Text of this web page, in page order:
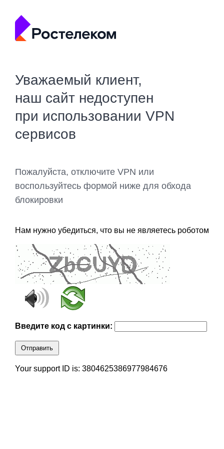
Уважаемый клиент,
наш сайт недоступен
при использовании VPN
сервисов
Пожалуйста, отключите VPN или
воспользуйтесь формой ниже для обхода
блокировки
Нам нужно убедиться, что вы не являетесь роботом
Введите код с картинки:
Отправить
Your support ID is: 3804625386977984676